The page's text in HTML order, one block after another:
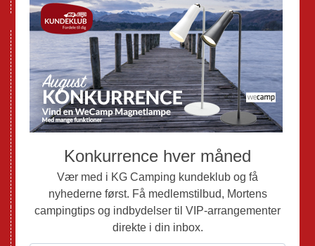
GPDR - Optagelse af foto og video
Nye Campingvogne
Nye Autocampere og Vans
Brugte Campingvogne
Brugte Autocampere og Vans
Webshop
Mortens Campingtips
KG Camping Kundeklub
Nyheder
Adria